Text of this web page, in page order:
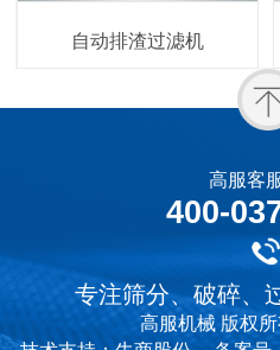
自动排渣过滤机
高服客
400-
专注筛分、破碎、
高服机械 版权